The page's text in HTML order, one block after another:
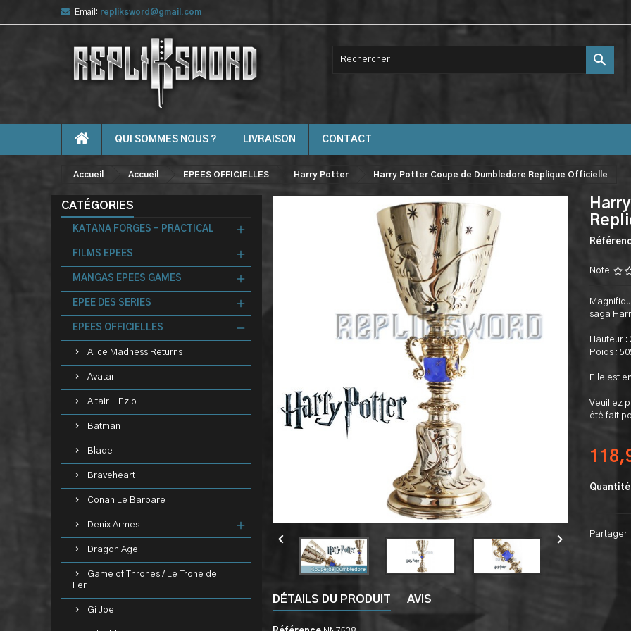
Email: repliksword@gmail.com

QUI SOMMES NOUS ? LIVRAISON CONTACT
Accueil Accueil EPEES OFFICIELLES Harry Potter Harry Potter Coupe de Dumbledore Replique Officielle
CATÉGORIES
KATANA FORGES - PRACTICAL
FILMS EPEES
MANGAS EPEES GAMES
EPEE DES SERIES
EPEES OFFICIELLES
Alice Madness Returns
Avatar
Altair - Ezio
Batman
Blade
Braveheart
Conan Le Barbare
Denix Armes
Dragon Age
Game of Thrones / Le Trone de
Fer
Gi Joe
 
Note
saga
Hauteur :
Poids :
Elle est
Veuillez
été fait
Quantité
Partager
DÉTAILS DU PRODUIT AVIS